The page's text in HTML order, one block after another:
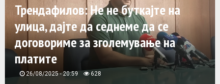
A
R
Трендафилов: Не не буткајте на
улица, дајте да седнеме да се
договориме за зголемување на
платите
26/08/2025 - 20:59 628